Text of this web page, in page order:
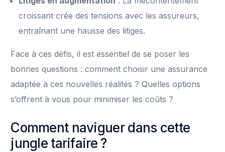
croissant crée des tensions avec les assureurs,
entraînant une hausse des litiges.
Face à ces défis, il est essentiel de se poser les
bonnes questions : comment choisir une assurance
adaptée à ces nouvelles réalités ? Quelles options
s’offrent à vous pour minimiser les coûts ?
Comment naviguer dans cette
jungle tarifaire ?